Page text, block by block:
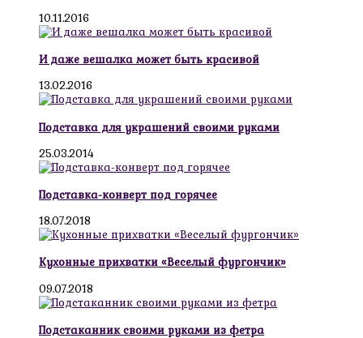
10.11.2016
И даже вешалка может быть красивой
13.02.2016
Подставка для украшений своими руками
25.03.2014
Подставка-конверт под горячее
18.07.2018
Кухонные прихватки «Веселый фургончик»
09.07.2018
Подстаканник своими руками из фетра